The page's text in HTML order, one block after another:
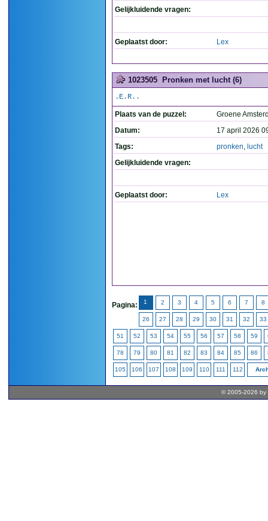
Gelijkluidende vragen:
Geplaatst door: Lex
1023505 Pronken met lucht (6)
.E.R..
Plaats van de puzzel:
Groene
Datum:
17 april 2026
Tags:
pronken, lucht
Gelijkluidende vragen:
Geplaatst door: Lex
Pagina: 1 2 3 4 5 6 7 8
26 27 28 29 30 31 32 33
51 52 53 54 55 56 57 58 59
78 79 80 81 82 83 84 85 86
105 106 107 108 109 110 111 112
© 2005-2026 by